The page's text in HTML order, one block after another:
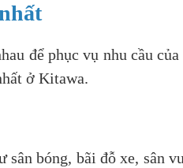
để phục vụ nhu cầu
ở Kitawa.
sân bóng, bãi đỗ xe, sân